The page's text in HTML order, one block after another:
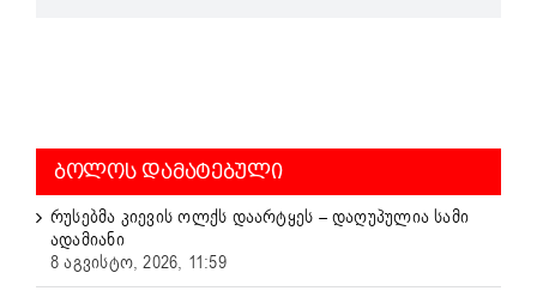
ᲑᲝᲚᲝᲡ ᲓᲐᲛᲐᲢᲔᲑᲣᲚᲘ
რუსებმა კიევის ოლქს დაარტყეს – დაღუპულია სამი
ადამიანი
8 აგვისტო, 2026, 11:59